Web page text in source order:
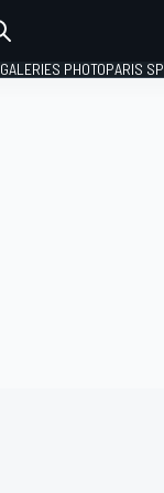
GALERIES PHOTOPARIS